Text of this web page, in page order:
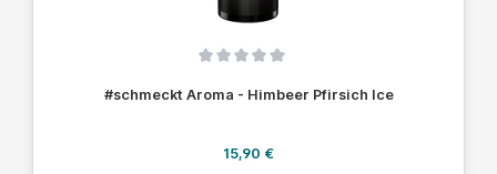
#schmeckt Aroma - Himbeer Pfirsich Ice
Regulärer Preis:
15,90 €